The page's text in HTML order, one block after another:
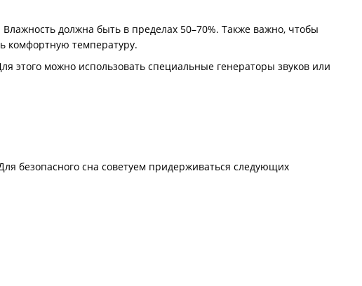
должна быть в пределах 50–70%. Также важно, чтобы
комфортную температуру.
этого можно использовать специальные генераторы звуков или
безопасного сна советуем придерживаться следующих